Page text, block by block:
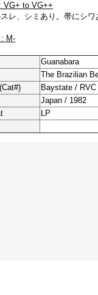
VG+ to VG++
レ、シミあり。帯にシワ
M-
Guanabara
The Brazilian
Baystate / RVC
Japan / 1982
LP